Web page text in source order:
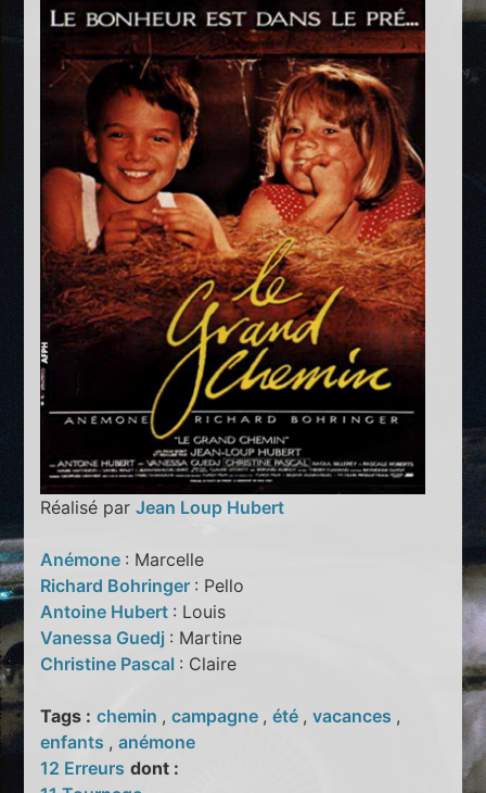
Réalisé parJean Loup Hubert
Anémone : Marcelle
Richard Bohringer : Pello
Antoine Hubert : Louis
Vanessa Guedj : Martine
Christine Pascal : Claire
Tags : chemin ,campagne ,été ,vacances ,
enfants ,anémone
12 Erreurs dont :